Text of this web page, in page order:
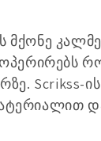
მქონე
Scrikss-